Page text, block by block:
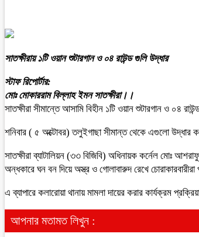
সাতক্ষীরায় ১টি ওয়ান শুটারগান ও ০৪ রাউন্ড গুলি উদ্ধার
স্টাফ রিপোর্টার:
মোঃ মোকাররাম বিল্লাহ ইমন সাতক্ষীরা।।
সাতক্ষীরা সীমান্তে আসামি বিহীন ১টি ওয়ান শুটারগান ও ০৪
শনিবার ( ৫ অক্টোবর) তলুইগাছা সীমান্ত থেকে এগুলো উদ্ধার
সাতক্ষীরা ব্যাটালিয়ন (৩৩ বিজিবি) অধিনায়ক কর্নেল মোঃ
অন্ধকারে ঘন বন দিয়ে অস্ত্র ও গোলাবারুদ রেখে
এ ব্যাপারে কলারোয়া থানায় মামলা দায়ের করার কার্যক্রম
আপনার মতামত লিখুন :